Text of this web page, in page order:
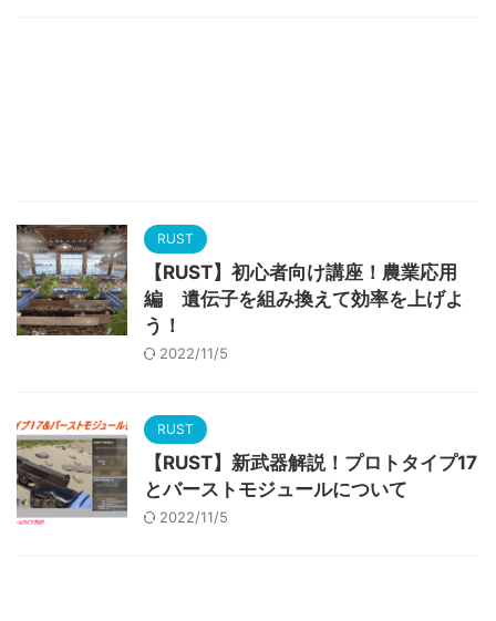
RUST
【RUST】初心者向け講座！農業応用
編 遺伝子を組み換えて効率を上げよ
う！
2022/11/5
RUST
【RUST】新武器解説！プロトタイプ17
とバーストモジュールについて
2022/11/5